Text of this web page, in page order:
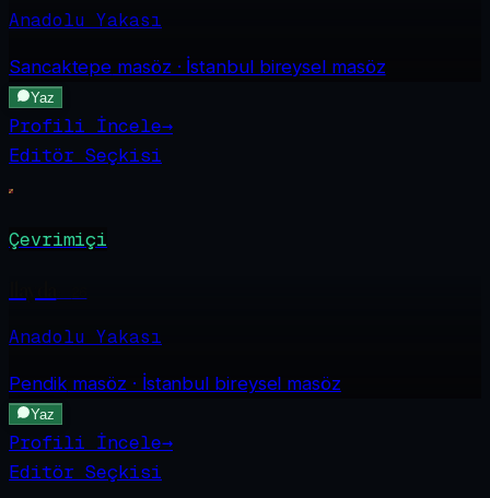
Anadolu Yakası
Sancaktepe masöz · İstanbul bireysel masöz
Yaz
Profili İncele→
Editör Seçkisi
Çevrimiçi
Anadolu Yakası
Pendik masöz · İstanbul bireysel masöz
Yaz
Profili İncele→
Editör Seçkisi